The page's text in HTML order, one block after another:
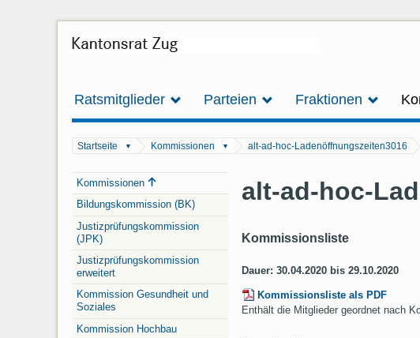
Ratsmitglieder Parteien Fraktionen
Startseite ▼ Kommissionen ▼ alt-ad-hoc-Ladenöffnungszeiten3016
Navigation
Kommissionen
Bildungskommission (BK)
Justizprüfungskommission
(JPK)
Justizprüfungskommission
erweitert
Kommission Gesundheit und
Soziales
Kommission Hochbau
alt-ad-hoc-
Kommissionsliste
Dauer: 30.04.2020 bis 29.10.2020
Kommissionsliste als PDF
Enthält die Mitglieder geordnet nach